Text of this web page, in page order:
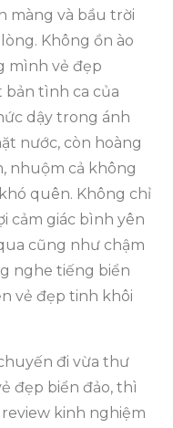
màng và bầu trời
Không ồn ào
mình vẻ đẹp
bản tình ca của
dậy trong ánh
nước, còn hoàng
nhuộm cả không
quên. Không chỉ
cảm giác bình yên
cũng như chậm
nghe tiếng biển
vẻ đẹp tinh khôi
đi vừa thư
đẹp biển đảo, thì
kinh nghiệm